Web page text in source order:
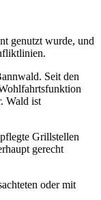
genutzt wurde, und
Seit den
Wald ist
Grillstellen
gerecht
oder mit